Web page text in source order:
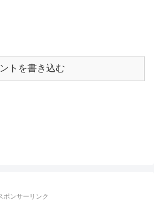
トを書き込む
ポンサーリンク